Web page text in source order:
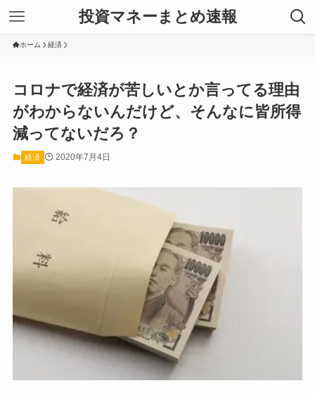
投資マネーまとめ速報
ホーム 経済
コロナで経済が苦しいとか言ってる理由
がわからないんだけど、そんなに皆所得
減ってないだろ？
経済 2020年7月4日